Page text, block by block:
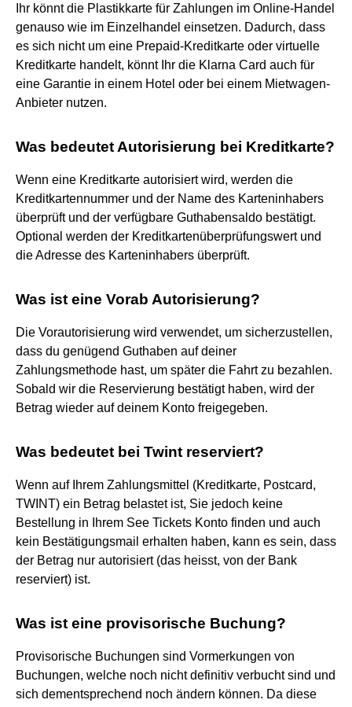
Ihr könnt die Plastikkarte für Zahlungen im Online-Handel
genauso wie im Einzelhandel einsetzen. Dadurch, dass
es sich nicht um eine Prepaid-Kreditkarte oder virtuelle
Kreditkarte handelt, könnt Ihr die Klarna Card auch für
eine Garantie in einem Hotel oder bei einem Mietwagen-
Anbieter nutzen.
Was bedeutet Autorisierung bei Kreditkarte?
Wenn eine Kreditkarte autorisiert wird, werden die
Kreditkartennummer und der Name des Karteninhabers
überprüft und der verfügbare Guthabensaldo bestätigt.
Optional werden der Kreditkartenüberprüfungswert und
die Adresse des Karteninhabers überprüft.
Was ist eine Vorab Autorisierung?
Die Vorautorisierung wird verwendet, um sicherzustellen,
dass du genügend Guthaben auf deiner
Zahlungsmethode hast, um später die Fahrt zu bezahlen.
Sobald wir die Reservierung bestätigt haben, wird der
Betrag wieder auf deinem Konto freigegeben.
Was bedeutet bei Twint reserviert?
Wenn auf Ihrem Zahlungsmittel (Kreditkarte, Postcard,
TWINT) ein Betrag belastet ist, Sie jedoch keine
Bestellung in Ihrem See Tickets Konto finden und auch
kein Bestätigungsmail erhalten haben, kann es sein, dass
der Betrag nur autorisiert (das heisst, von der Bank
reserviert) ist.
Was ist eine provisorische Buchung?
Provisorische Buchungen sind Vormerkungen von
Buchungen, welche noch nicht definitiv verbucht sind und
sich dementsprechend noch ändern können. Da diese